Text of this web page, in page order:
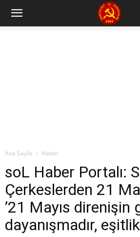
Ana Sayfa Haber
soL Haber Portalı:
Çerkeslerden 21
’21 Mayıs direnişin
dayanışmadır,